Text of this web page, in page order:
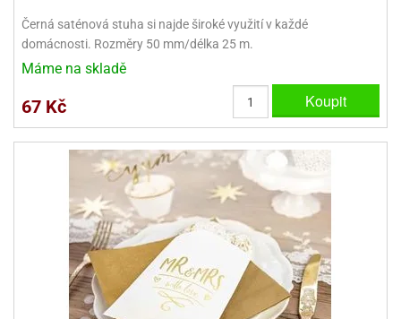
Černá saténová stuha si najde široké využití v každé
domácnosti. Rozměry 50 mm/délka 25 m.
Máme na skladě
67 Kč Koupit